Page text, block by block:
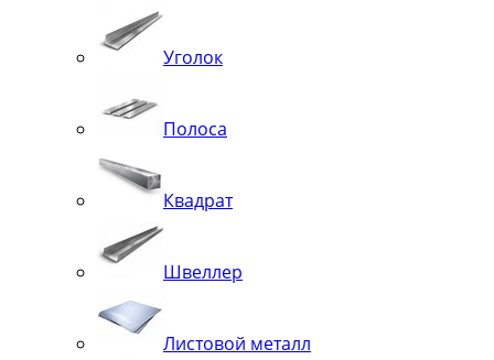
Уголок
Полоса
Квадрат
Швеллер
Листовой металл